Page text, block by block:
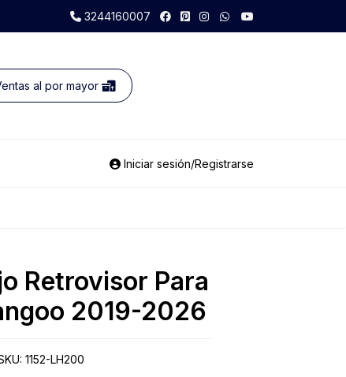
3244160007
al por mayor
Iniciar sesión/Registrarse
Retrovisor Para
2019-2026
1152-LH200